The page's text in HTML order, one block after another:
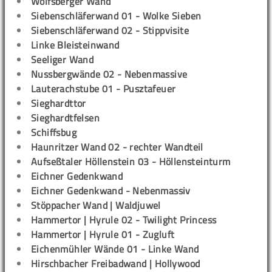
Siebenschläferwand 01 - Wolke Sieben
Siebenschläferwand 02 - Stippvisite
Linke Bleisteinwand
Seeliger Wand
Nussbergwände 02 - Nebenmassive
Lauterachstube 01 - Pusztafeuer
Sieghardttor
Sieghardtfelsen
Schiffsbug
Haunritzer Wand 02 - rechter Wandteil
Aufseßtaler Höllenstein 03 - Höllensteinturm
Eichner Gedenkwand
Eichner Gedenkwand - Nebenmassiv
Stöppacher Wand | Waldjuwel
Hammertor | Hyrule 02 - Twilight Princess
Hammertor | Hyrule 01 - Zugluft
Eichenmühler Wände 01 - Linke Wand
Hirschbacher Freibadwand | Hollywood